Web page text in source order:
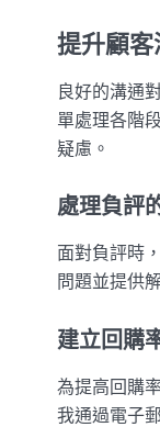
提升顧
良好的溝通
單處理各階
疑慮。
處理負評
面對負評時
問題並提供
建立回購
為提高回購
我通過電子